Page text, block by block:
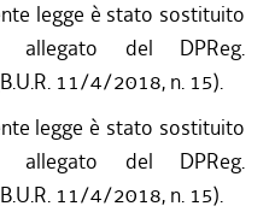
legge è stato sostituito
allegato del DPReg.
11/4/2018, n. 15).
legge è stato sostituito
allegato del DPReg.
11/4/2018, n. 15).